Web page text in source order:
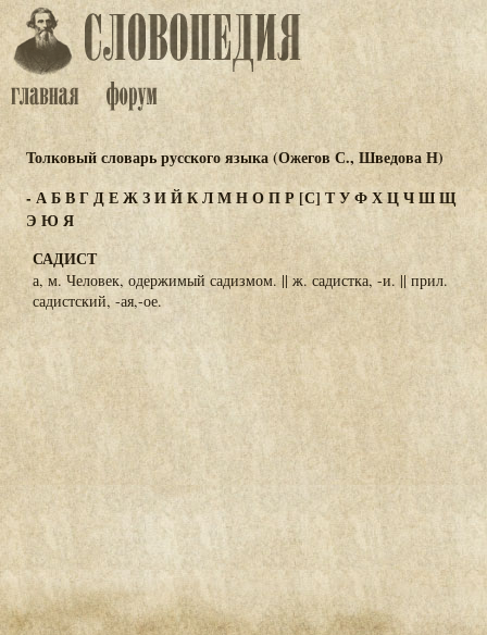
Толковый словарь русского языка (Ожегов С., Шведова Н)
-АБВГДЕЖЗИЙКЛМНОПР [С] ТУФХЦЧШЩ
Э Ю Я
САДИСТ
а, м. Человек, одержимый садизмом. || ж. садистка, -и. || прил.
садистский, -ая,-ое.